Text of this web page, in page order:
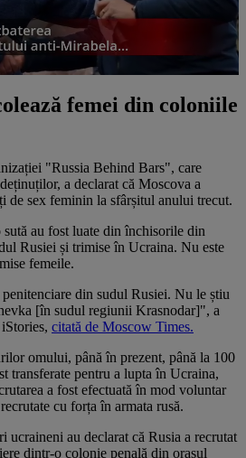
femei din coloniile
"Russia Behind Bars", care
a declarat că Moscova a
de sex feminin la sfârșitul anului trecut.
au fost luate din închisorile din
Rusiei și trimise în Ucraina. Nu este
femeile.
din sudul Rusiei. Nu le știu
[în sudul regiunii Krasnodar]", a
citată de Moscow Times.
omului, până în prezent, până la 100
transferate pentru a lupta în Ucraina,
a fost efectuată în mod voluntar
cu forța în armata rusă.
au declarat că Rusia a recrutat
dintr-o colonie penală din orașul